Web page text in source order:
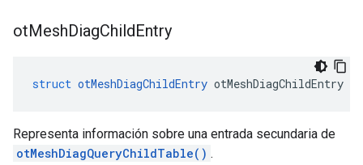
otMeshDiagChildEntry
struct otMeshDiagChildEntry otMeshDiagChildEntry
Representa información sobre una entrada secundaria de
otMeshDiagQueryChildTable() .